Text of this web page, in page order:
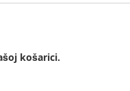
košarici.